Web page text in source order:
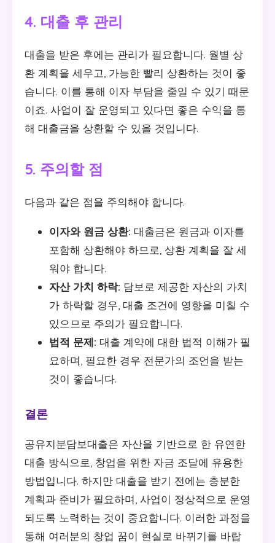
4. 대출 후 관리
대출을 받은 후에는 관리가 필요합니다. 월별 상
환 계획을 세우고, 가능한 빨리 상환하는 것이 좋
습니다. 이를 통해 이자 부담을 줄일 수 있기 때문
이죠. 사업이 잘 운영되고 있다면 좋은 수익을 통
해 대출금을 상환할 수 있을 것입니다.
5. 주의할 점
다음과 같은 점을 주의해야 합니다.
이자와 원금 상환: 대출금은 원금과 이자를
포함해 상환해야 하므로, 상환 계획을 잘 세
워야 합니다.
자산 가치 하락: 담보로 제공한 자산의 가치
가 하락할 경우, 대출 조건에 영향을 미칠 수
있으므로 주의가 필요합니다.
법적 문제: 대출 계약에 대한 법적 이해가 필
요하며, 필요한 경우 전문가의 조언을 받는
것이 좋습니다.
결론
공유지분담보대출은 자산을 기반으로 한 유연한
대출 방식으로, 창업을 위한 자금 조달에 유용한
방법입니다. 하지만 대출을 받기 전에는 충분한
계획과 준비가 필요하며, 사업이 정상적으로 운영
되도록 노력하는 것이 중요합니다. 이러한 과정을
통해 여러분의 창업 꿈이 현실로 바뀌기를 바랍